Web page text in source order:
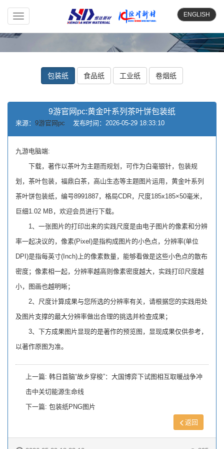
Toggle
navigation
ENGLISH
包装纸 食品纸 工业纸 卷烟纸
9游官网pc:黄金叶系列茶叶饼包装纸
来源： 9游官网pc 发布时间：2026-05-29 18:33:10
九游电脑端:
下载，著作以茶叶为主题而规划，可作为白毫银针，包装规
划，茶叶包装，福鼎白茶，高山生态等主题图片运用，黄金叶系列
茶叶饼包装纸，编号8991887，格局CDR，尺度185x185×50毫米，
巨细1.02 MB，欢迎会员进行下载。
1、一张图片的打印出来的实践尺度是由电子图片的像素和分辨
率一起决议的，像素(Pixel)是指构成图片的小色点，分辨率(单位
DPI)是指每英寸(Inch)上的像素数量，能够看做是这些小色点的散布
密度；像素相一起，分辨率越高则像素密度越大，实践打印尺度越
小，图画也越明晰；
2、尺度计算成果与您所选的分辨率有关，请根据您的实践用处
及图片支撑的最大分辨率做出合理的挑选并检查成果；
3、下方成果图片显现的是著作的预览图，显现成果仅供参考，
以著作原图为准。
上一篇: 韩日首脑“故乡穿梭”：大国博弈下试图相互取暖战争冲
击中关切能源生命线
下一篇: 包装纸PNG图片
返回